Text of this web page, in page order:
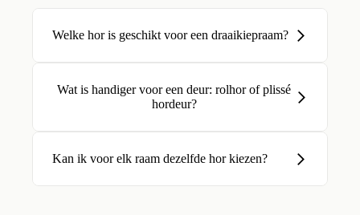
Welke hor is geschikt voor een draaikiepraam?
Wat is handiger voor een deur: rolhor of plissé
hordeur?
Kan ik voor elk raam dezelfde hor kiezen?